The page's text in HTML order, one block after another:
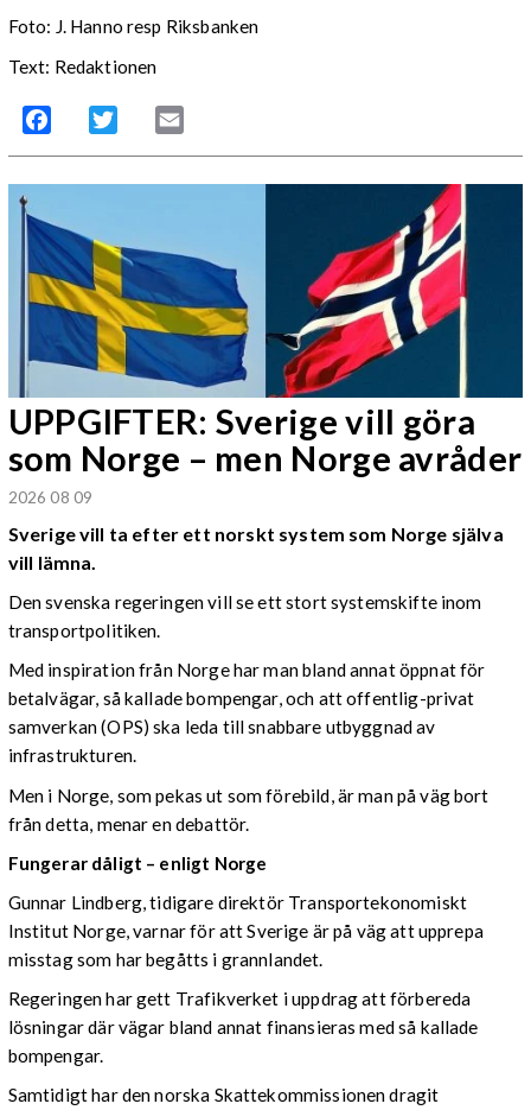
Foto: J. Hanno resp Riksbanken
Text: Redaktionen
Facebook Twitter
UPPGIFTER: Sverige vill göra
som Norge – men Norge avråder
2026 08 09
Sverige vill ta efter ett norskt system som Norge själva
vill lämna.
Den svenska regeringen vill se ett stort systemskifte inom
transportpolitiken.
Med inspiration från Norge har man bland annat öppnat för
betalvägar, så kallade bompengar, och att offentlig-privat
samverkan (OPS) ska leda till snabbare utbyggnad av
infrastrukturen.
Men i Norge, som pekas ut som förebild, är man på väg bort
från detta, menar en debattör.
Fungerar dåligt – enligt Norge
Gunnar Lindberg, tidigare direktör Transportekonomiskt
Institut Norge, varnar för att Sverige är på väg att upprepa
misstag som har begåtts i grannlandet.
Regeringen har gett Trafikverket i uppdrag att förbereda
lösningar där vägar bland annat finansieras med så kallade
bompengar.
Samtidigt har den norska Skattekommissionen dragit